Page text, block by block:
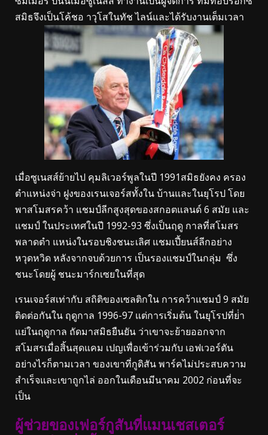
สมิธจึงเป็นโค้ชอ าวุโสในทัช ไลน์และได้รับงานเต็มเวลา
เมื่อซูเนสส์ย้ายไป คุมลิเวอร์พูลในปี 1991สมิธยังคง ครอง
ตําแหน่งจ่า ฝูงของเรนเจอร์สทั้งใน บ้านและในยุโรป โดย
พาสโมสรคว้า แชมป์ลีกสูงสุดของสกอตแลนด์ 6 สมัย และ
แชมป์ ในประเทศในปี 1992-93 ซึ่งเป็นฤดู กาลที่สโมสร
พลาดตํา แหน่งในรอบชิงชนะเลิศ แชมเปี้ยนส์ลีกอย่าง
หวุดหวิด หลังจากจบด้วยการ เป็นรองแชมป์ในกลุ่ม ซึ่ง
ชนะโดยผู้ ชนะมาร์กเซยในที่สุด
เรนเจอร์สเท่ากับ สถิติของเซลติกใน การคว้าแชมป์ 9 สมัย
ติดต่อกันใน ฤดูกาล 1996-97 แต่การเริ่มต้น ในยุโรปที่ย่ํา
แย่ในฤดูกาล ถัดมาสมิธยืนยัน ว่าเขาจะย้ายออกจาก
สโมสรเมื่อสิ้นสุดแคม เปญเพื่อเข้าร่วมกับ เอฟเวอร์ตัน
อย่างไรก็ตามเวลา ของเขาที่กูดิสัน พาร์คไม่ประสบความ
สําเร็จและเขาถูกไล่ ออกในเดือนมีนาคม 2002 ก่อนที่จะ
เป็น
ผู้ช่วยของเฟอร์กูสันที่แมนเชสเตอร์